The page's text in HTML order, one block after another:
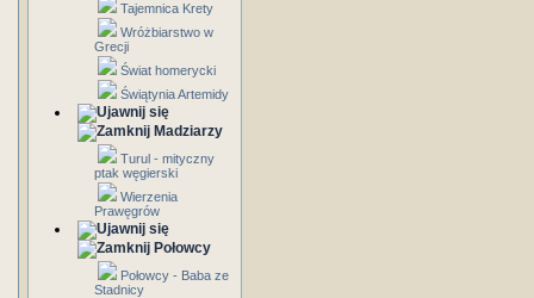
Tajemnica Krety
Wróżbiarstwo w
Grecji
Świat homerycki
Świątynia Artemidy
Madziarzy
Turul - mityczny
ptak węgierski
Wierzenia
Prawęgrów
Połowcy
Połowcy - Baba ze
Stadnicy